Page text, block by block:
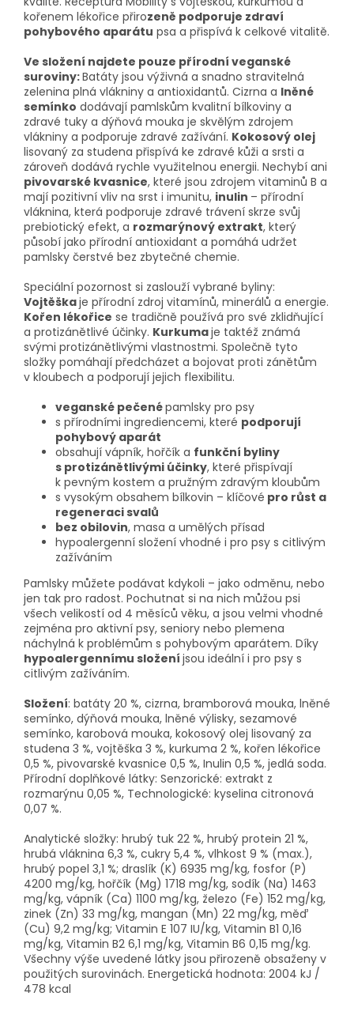
kořenem lékořice přirozeně podporuje zdraví
pohybového aparátu psa a přispívá k celkové vitalitě.
Ve složení najdete pouze přírodní veganské
suroviny:Batáty jsou výživná a snadno stravitelná
zelenina plná vlákniny a antioxidantů. Cizrna a lněné
semínko dodávají pamlskům kvalitní bílkoviny a
zdravé tuky a dýňová mouka je skvělým zdrojem
vlákniny a podporuje zdravé zažívání. Kokosový olej
lisovaný za studena přispívá ke zdravé kůži a srsti a
zároveň dodává rychle využitelnou energii. Nechybí ani
pivovarské kvasnice, které jsou zdrojem vitaminů B a
mají pozitivní vliv na srst i imunitu, inulin – přírodní
vláknina, která podporuje zdravé trávení skrze svůj
prebiotický efekt, a rozmarýnový extrakt, který
působí jako přírodní antioxidant a pomáhá udržet
pamlsky čerstvé bez zbytečné chemie.
Speciální pozornost si zaslouží vybrané byliny:
Vojtěškaje přírodní zdroj vitamínů, minerálů a energie.
Kořen lékořice se tradičně používá pro své zklidňující
a protizánětlivé účinky. Kurkumaje taktéž známá
svými protizánětlivými vlastnostmi. Společně tyto
složky pomáhají předcházet a bojovat proti zánětům
v kloubech a podporují jejich flexibilitu.
veganské pečenépamlsky pro psy
s přírodními ingrediencemi, které podporují
pohybový aparát
obsahují vápník, hořčík a funkční byliny
s protizánětlivými účinky, které přispívají
k pevným kostem a pružným zdravým kloubům
s vysokým obsahem bílkovin – klíčové pro růst a
regeneraci svalů
bez obilovin, masa a umělých přísad
hypoalergenní složení vhodné i pro psy s citlivým
zažíváním
Pamlsky můžete podávat kdykoli – jako odměnu, nebo
jen tak pro radost. Pochutnat si na nich můžou psi
všech velikostí od 4 měsíců věku, a jsou velmi vhodné
zejména pro aktivní psy, seniory nebo plemena
náchylná k problémům s pohybovým aparátem. Díky
hypoalergennímu složení jsou ideální i pro psy s
citlivým zažíváním.
Složení: batáty 20 %, cizrna, bramborová mouka, lněné
semínko, dýňová mouka, lněné výlisky, sezamové
semínko, karobová mouka, kokosový olej lisovaný za
studena 3 %, vojtěška 3 %, kurkuma 2 %, kořen lékořice
0,5 %, pivovarské kvasnice 0,5 %, Inulin 0,5 %, jedlá soda.
Přírodní doplňkové látky: Senzorické: extrakt z
rozmarýnu 0,05 %, Technologické: kyselina citronová
0,07 %.
Analytické složky: hrubý tuk 22 %, hrubý protein 21 %,
hrubá vláknina 6,3 %, cukry 5,4 %, vlhkost 9 % (max.),
hrubý popel 3,1 %; draslík (K) 6935 mg/kg, fosfor (P)
4200 mg/kg, hořčík (Mg) 1718 mg/kg, sodík (Na) 1463
mg/kg, vápník (Ca) 1100 mg/kg, železo (Fe) 152 mg/kg,
zinek (Zn) 33 mg/kg, mangan (Mn) 22 mg/kg, měď
(Cu) 9,2 mg/kg; Vitamin E 107 IU/kg, Vitamin B1 0,16
mg/kg, Vitamin B2 6,1 mg/kg, Vitamin B6 0,15 mg/kg.
Všechny výše uvedené látky jsou přirozeně obsaženy v
použitých surovinách. Energetická hodnota: 2004 kJ /
478 kcal